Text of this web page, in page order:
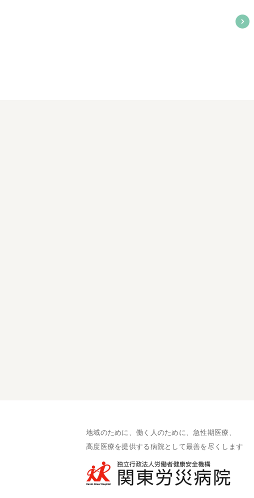
地域のために、働く人のために、急性期医療、
高度医療を提供する病院として最善を尽くします